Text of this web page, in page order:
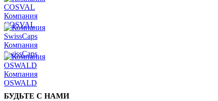
Компания
COSVAL
Компания
SwissCaps
Компания
OSWALD
БУДЬТЕ С НАМИ